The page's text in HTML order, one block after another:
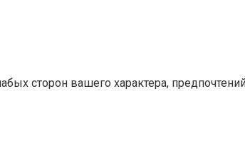
сторон вашего характера,